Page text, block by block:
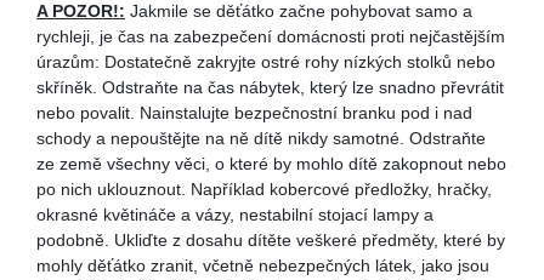
A POZOR!: Jakmile se děťátko začne pohybovat samo a
rychleji, je čas na zabezpečení domácnosti proti nejčastějším
úrazům: Dostatečně zakryjte ostré rohy nízkých stolků nebo
skříněk. Odstraňte na čas nábytek, který lze snadno převrátit
nebo povalit. Nainstalujte bezpečnostní branku pod i nad
schody a nepouštějte na ně dítě nikdy samotné. Odstraňte
ze země všechny věci, o které by mohlo dítě zakopnout nebo
po nich uklouznout. Například kobercové předložky, hračky,
okrasné květináče a vázy, nestabilní stojací lampy a
podobně. Ukliďte z dosahu dítěte veškeré předměty, které by
mohly děťátko zranit, včetně nebezpečných látek, jako jsou